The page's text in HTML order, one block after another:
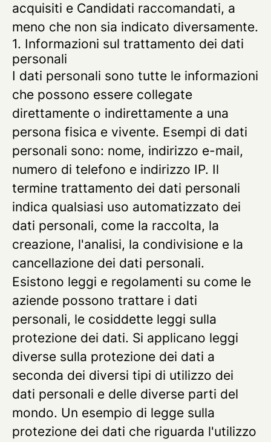
acquisiti e Candidati raccomandati, a
meno che non sia indicato diversamente.
1. Informazioni sul trattamento dei dati
personali
I dati personali sono tutte le informazioni
che possono essere collegate
direttamente o indirettamente a una
persona fisica e vivente. Esempi di dati
personali sono: nome, indirizzo e-mail,
numero di telefono e indirizzo IP. Il
termine trattamento dei dati personali
indica qualsiasi uso automatizzato dei
dati personali, come la raccolta, la
creazione, l'analisi, la condivisione e la
cancellazione dei dati personali.
Esistono leggi e regolamenti su come le
aziende possono trattare i dati
personali, le cosiddette leggi sulla
protezione dei dati. Si applicano leggi
diverse sulla protezione dei dati a
seconda dei diversi tipi di utilizzo dei
dati personali e delle diverse parti del
mondo. Un esempio di legge sulla
protezione dei dati che riguarda l'utilizzo